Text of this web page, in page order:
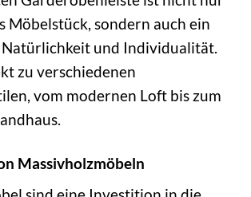
Möbelstück, sondern auch ein
und Individualität.
zu verschiedenen
vom modernen Loft bis zum
Massivholzmöbeln